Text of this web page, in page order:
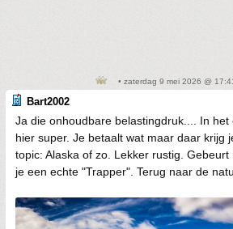
• zaterdag 9 mei 2026 @
Bart2002
Ja die onhoudbare belastingdruk.... In
hier super. Je betaalt wat maar daar krijg
topic: Alaska of zo. Lekker rustig.
je een echte "Trapper". Terug naar de